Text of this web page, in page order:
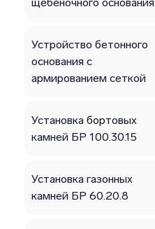
щебеночного основания
Устройство бетонного
основания с
армированием сеткой
Установка бортовых
камней БР 100.30.15
Установка газонных
камней БР 60.20.8